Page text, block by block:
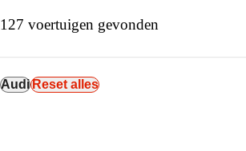
127 voertuigen gevonden
AudiReset alles